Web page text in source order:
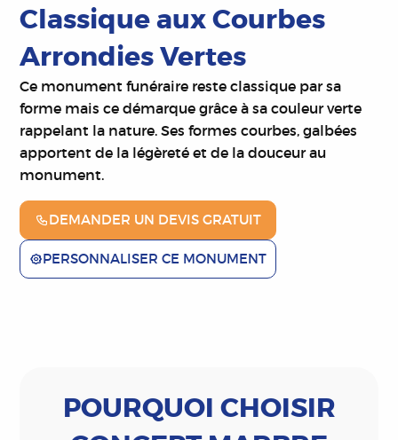
Classique aux Courbes
Arrondies Vertes
Ce monument funéraire reste classique par sa
forme mais ce démarque grâce à sa couleur verte
rappelant la nature. Ses formes courbes, galbées
apportent de la légèreté et de la douceur au
monument.
DEMANDER UN DEVIS GRATUIT
PERSONNALISER CE MONUMENT
POURQUOI CHOISIR